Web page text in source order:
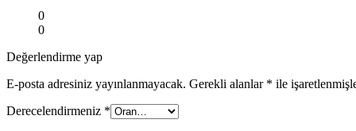
0
0
Değerlendirme yap
E-posta adresiniz yayınlanmayacak. Gerekli alanlar * ile
Derecelendirmeniz *